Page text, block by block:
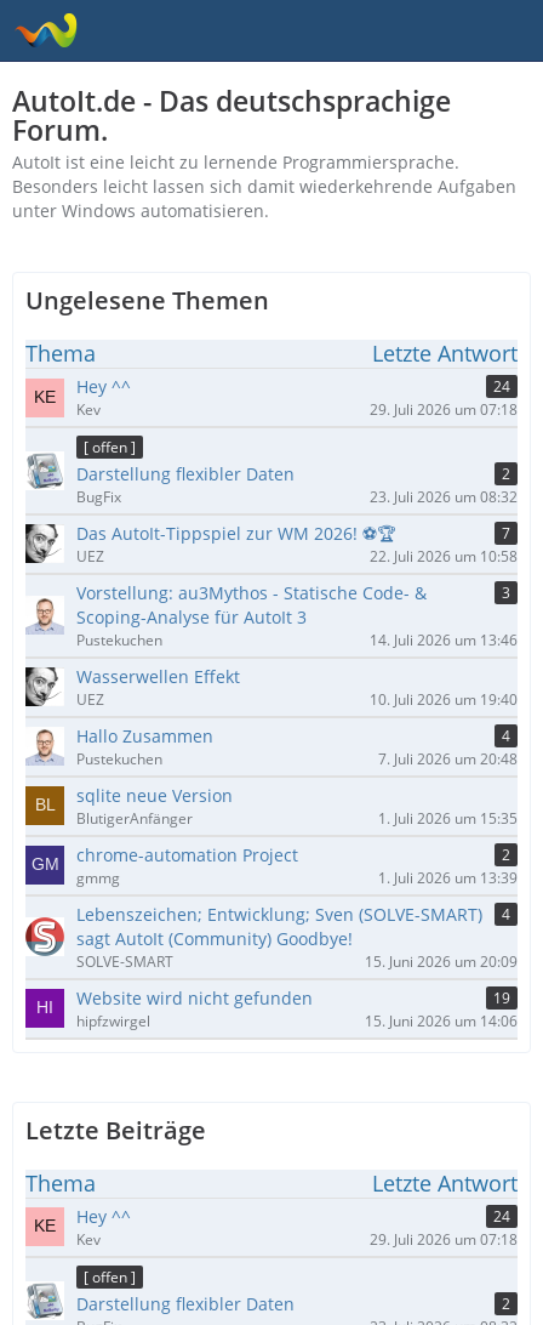
AutoIt.de - Das deutschsprachige
Forum.
AutoIt ist eine leicht zu lernende Programmiersprache.
Besonders leicht lassen sich damit wiederkehrende Aufgaben
unter Windows automatisieren.
Ungelesene Themen
Thema Letzte Antwort
Hey ^^
24
Kev
29. Juli 2026 um 07:18
[ offen ]
Darstellung flexibler Daten
2
BugFix
23. Juli 2026 um 08:32
Das AutoIt-Tippspiel zur WM 2026! ⚽🏆
7
UEZ
22. Juli 2026 um 10:58
Vorstellung: au3Mythos - Statische Code- &
Scoping-Analyse für AutoIt 3
3
Pustekuchen 14. Juli 2026 um 13:46
Wasserwellen Effekt
UEZ 10. Juli 2026 um 19:40
Hallo Zusammen
4
Pustekuchen
7. Juli 2026 um 20:48
sqlite neue Version
BlutigerAnfänger 1. Juli 2026 um 15:35
chrome-automation Project
2
gmmg
1. Juli 2026 um 13:39
Lebenszeichen; Entwicklung; Sven (SOLVE-SMART)
sagt AutoIt (Community) Goodbye!
4
SOLVE-SMART 15. Juni 2026 um 20:09
Website wird nicht gefunden
19
hipfzwirgel
15. Juni 2026 um 14:06
Letzte Beiträge
Thema Letzte Antwort
Hey ^^
24
Kev
29. Juli 2026 um 07:18
[ offen ]
Darstellung flexibler Daten
2